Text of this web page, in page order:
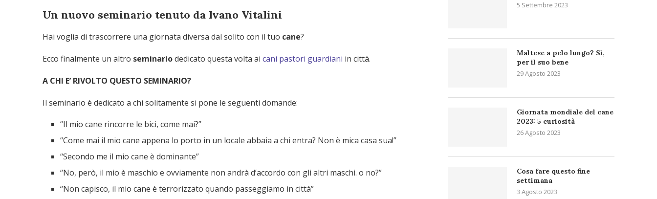
Un nuovo seminario tenuto da Ivano Vitalini
Hai voglia di trascorrere una giornata diversa dal solito con il tuo cane?
Ecco finalmente un altro seminariodedicato questa volta ai cani pastori guardiani in città.
A CHI E’ RIVOLTO QUESTO SEMINARIO?
Il seminario è dedicato a chi solitamente si pone le seguenti domande:
“Il mio cane rincorre le bici, come mai?”
“Come mai il mio cane appena lo porto in un locale abbaia a chi entra? Non è mica casa sua!”
“Secondo me il mio cane è dominante”
“No, però, il mio è maschio e ovviamente non andrà d’accordo con gli altri maschi. o no?”
“Non capisco, il mio cane è terrorizzato quando passeggiamo in città”
5 Settembre 2023
Maltese a pelo lungo? Sì,
per il suo bene
29 Agosto 2023
Giornata mondiale del cane
2023: 5 curiosità
26 Agosto 2023
Cosa fare questo fine
settimana
3 Agosto 2023